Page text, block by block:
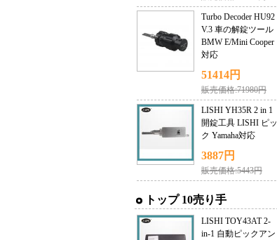
Turbo Decoder HU92
V.3 車の解錠ツール
BMW E/Mini Cooper
対応
51414円
販売価格:71980円
LISHI YH35R 2 in 1
開錠工具 LISHI ピッ
ク Yamaha対応
3887円
販売価格:5443円
トップ 10売り手
LISHI TOY43AT 2-
in-1 自動ピックアン